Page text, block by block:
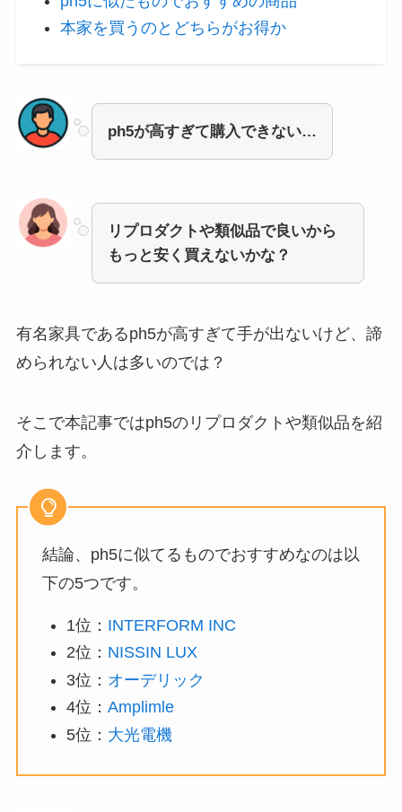
本家を買うのとどちらがお得か
ph5が高すぎて購入できない…
リプロダクトや類似品で良いから
もっと安く買えないかな？
有名家具であるph5が高すぎて手が出ないけど、諦
められない人は多いのでは？
そこで本記事ではph5のリプロダクトや類似品を紹
介 します。
結論、ph5に似てるものでおすすめなのは以
下の5つです。
1位： INTERFORM INC
2位： NISSIN LUX
3位： オーデリック
4位： Amplimle
5位： 大光電機